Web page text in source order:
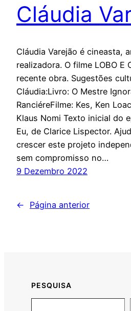
Cláudia
Cláudia Varejão é cineasta,
realizadora. O filme LOBO E
recente obra. Sugestões
Cláudia:Livro: O Mestre
RanciéreFilme: Kes, Ken
Klaus Nomi Texto inicial do
Eu, de Clarice Lispector.
crescer este projeto
sem compromisso no…
9 Dezembro 2022
← Página anterior
PESQUISA